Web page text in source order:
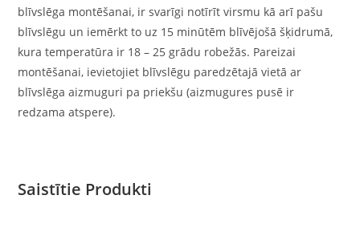
blīvslēga montēšanai, ir svarīgi notīrīt virsmu kā arī pašu
blīvslēgu un iemērkt to uz 15 minūtēm blīvējošā šķidrumā,
kura temperatūra ir 18 – 25 grādu robežās. Pareizai
montēšanai, ievietojiet blīvslēgu paredzētajā vietā ar
blīvslēga aizmuguri pa priekšu (aizmugures pusē ir
redzama atspere).
Saistītie Produkti